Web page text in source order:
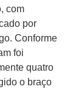
com
por
Conforme
foi
quatro
o braço